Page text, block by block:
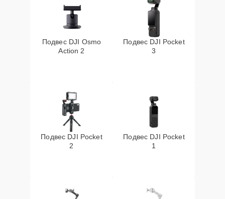
Подвес DJI Osmo
Action 2
Подвес DJI Pocket
3
Подвес DJI Pocket
2
Подвес DJI Pocket
1